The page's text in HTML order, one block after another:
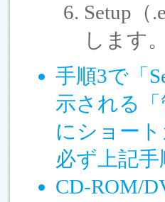
Setup
します。
手順3で「
示される
にショー
必ず上記
CD-ROM/